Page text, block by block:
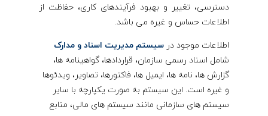
دسترسی، تغییر و بهبود فرآیندهای کاری، حفاظت از
اطلاعات حساس و غیره می باشد.
اطلاعات موجود در سیستم مدیریت اسناد و مدارک
شامل اسناد رسمی سازمان، قراردادها، گواهینامه ها،
گزارش ها، نامه ها، ایمیل ها، فاکتورها، تصاویر، ویدئوها
و غیره است. این سیستم به صورت یکپارچه با سایر
سیستم های سازمانی مانند سیستم های مالی، منابع